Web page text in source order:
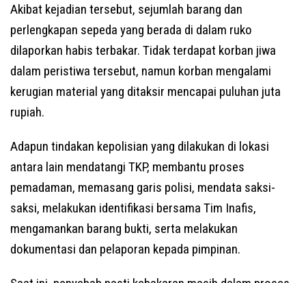
Akibat kejadian tersebut, sejumlah barang dan
perlengkapan sepeda yang berada di dalam ruko
dilaporkan habis terbakar. Tidak terdapat korban jiwa
dalam peristiwa tersebut, namun korban mengalami
kerugian material yang ditaksir mencapai puluhan juta
rupiah.
Adapun tindakan kepolisian yang dilakukan di lokasi
antara lain mendatangi TKP, membantu proses
pemadaman, memasang garis polisi, mendata saksi-
saksi, melakukan identifikasi bersama Tim Inafis,
mengamankan barang bukti, serta melakukan
dokumentasi dan pelaporan kepada pimpinan.